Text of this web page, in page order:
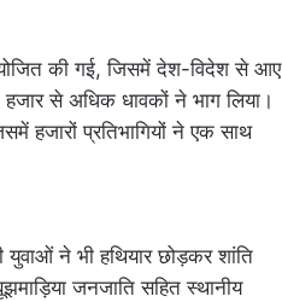
की गई, जिसमें देश-विदेश से आए
से अधिक धावकों ने भाग लिया।
हजारों प्रतिभागियों ने एक साथ
ने भी हथियार छोड़कर शांति
जनजाति सहित स्थानीय